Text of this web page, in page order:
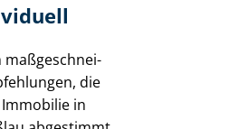
maß­ge­schnei­
die
in